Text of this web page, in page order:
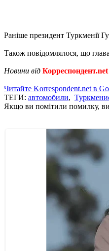
Раніше президент Туркменії
Також повідомлялося, що
Новини від Корреспондент.net
Читайте Korrespondent.net в
ТЕГИ: автомобили,
Якщо ви помітили помилку,